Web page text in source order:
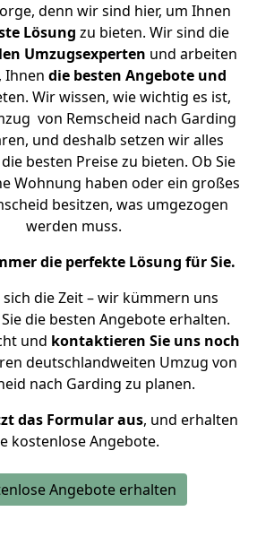
denn wir sind hier, um Ihnen
Lösung zu bieten. Wir sind die
Umzugsexperten und arbeiten
Ihnen die besten Angebote und
Wir wissen, wie wichtig es ist,
von Remscheid nach Garding
und deshalb setzen wir alles
besten Preise zu bieten. Ob Sie
Wohnung haben oder ein großes
besitzen, was umgezogen
werden muss.
die perfekte Lösung für Sie.
sich die Zeit – wir kümmern uns
die besten Angebote erhalten.
und kontaktieren Sie uns noch
deutschlandweiten Umzug von
nach Garding zu planen.
das Formular aus, und erhalten
kostenlose Angebote.
Angebote erhalten